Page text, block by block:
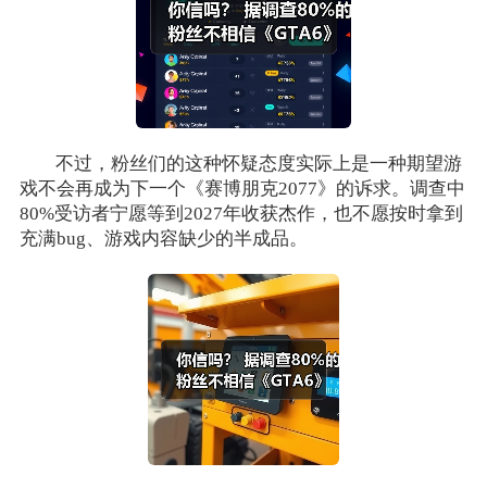
不过，粉丝们的这种怀疑态度实际上是一种期望游
戏不会再成为下一个《赛博朋克2077》的诉求。调查中
80%受访者宁愿等到2027年收获杰作，也不愿按时拿到
充满bug、游戏内容缺少的半成品。